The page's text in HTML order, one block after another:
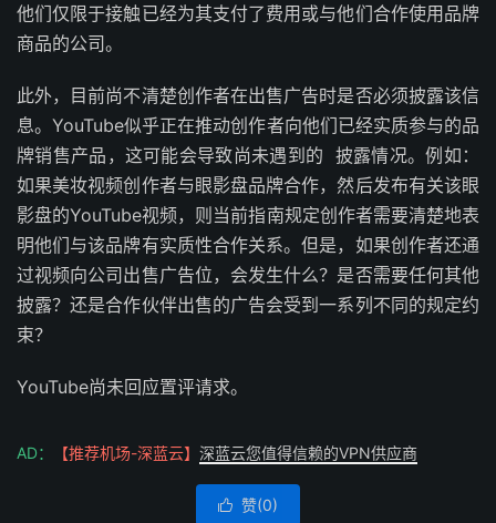
他们仅限于接触已经为其支付了费用或与他们合作使用品牌
商品的公司。
此外，目前尚不清楚创作者在出售广告时是否必须披露该信
息。YouTube似乎正在推动创作者向他们已经实质参与的品
牌销售产品，这可能会导致尚未遇到的 披露情况。例如：
如果美妆视频创作者与眼影盘品牌合作，然后发布有关该眼
影盘的YouTube视频，则当前指南规定创作者需要清楚地表
明他们与该品牌有实质性合作关系。但是，如果创作者还通
过视频向公司出售广告位，会发生什么？是否需要任何其他
披露？还是合作伙伴出售的广告会受到一系列不同的规定约
束？
YouTube尚未回应置评请求。
AD： 【推荐机场-深蓝云】 深蓝云您值得信赖的VPN供应商
 赞(0)